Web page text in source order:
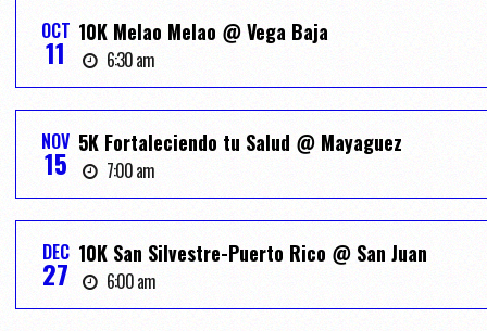
OCT
11
10K Melao Melao @ Vega Baja
6:30 am
NOV
15
5K Fortaleciendo tu Salud @ Mayaguez
7:00 am
DEC
27
10K San Silvestre-Puerto Rico @ San Juan
6:00 am